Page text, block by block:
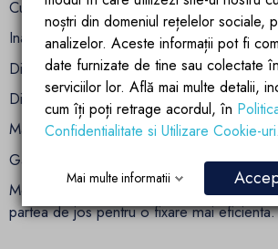
Culoare: Alb Lucios
Inaltime: 87 cm
Diametru partea superioara: 45 cm
Diametru parte inferioara: 17 cm
Material: ceramica sanitara
Gaura de preaplin: cu
Montaj: pe podea. Lavoarul este prevazut
partea de jos pentru o fixare mai eficienta.
noștri din domeniul rețelelor sociale,
analizelor. Aceste informații pot fi
date furnizate de tine sau colectate
serviciilor lor. Află mai multe detalii,
cum îți poți retrage acordul, în
Confidentialitate si Utilizare Cookie-uri.
Mai multe informatii